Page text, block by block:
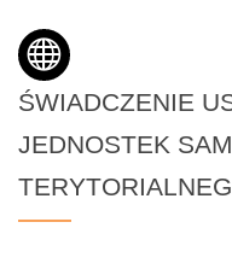
ŚWIADCZENIE
JEDNOSTEK